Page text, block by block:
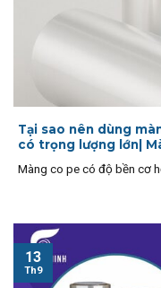
Tại sao nên dùng
có trọng lượng lớn|
Màng co pe có độ bền cơ
13
Th9